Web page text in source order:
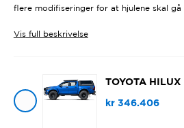
flere modifiseringer for at hjulene skal gå
Vis full beskrivelse
TOYOTA HILUX
kr346.406